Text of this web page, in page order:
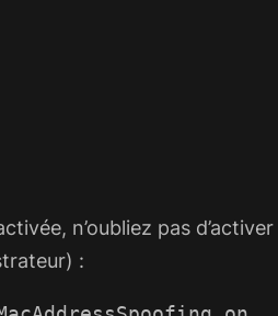
n’oubliez pas d’activer
: